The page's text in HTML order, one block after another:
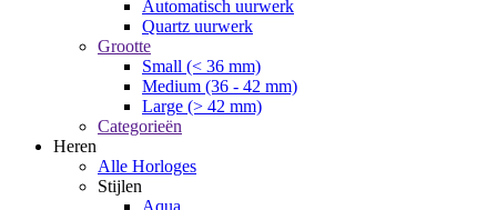
Automatisch uurwerk
Quartz uurwerk
Grootte
Small (< 36 mm)
Medium (36 - 42 mm)
Large (> 42 mm)
Categorieën
Heren
Alle Horloges
Stijlen
Aqua